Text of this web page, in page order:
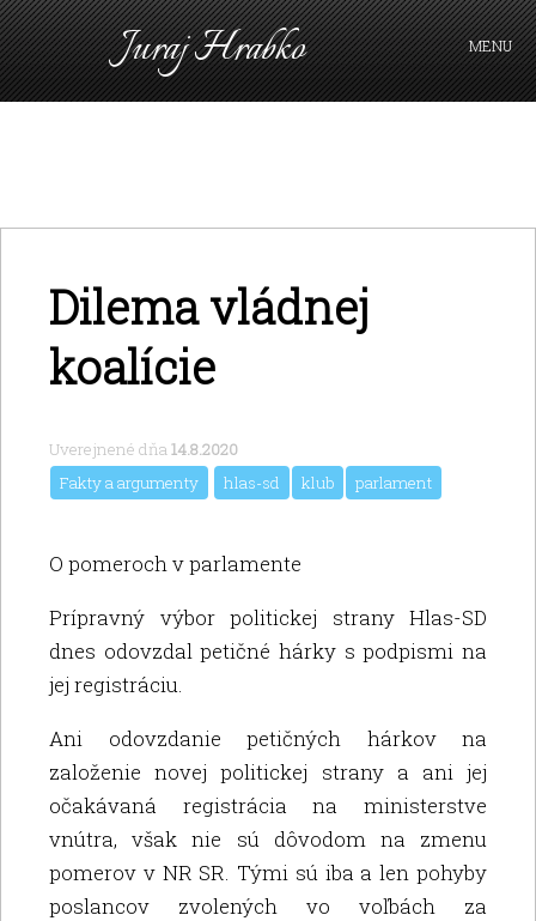
Juraj Hrabko MENU
PRIHLÁSIŤ SA
Dilema vládnej
koalície
Uverejnené dňa14.8.2020
Fakty a argumenty
hlas-sd klub parlament
O pomeroch v parlamente
Prípravný výbor politickej strany Hlas-SD
dnes odovzdal petičné hárky s podpismi na
jej registráciu.
Ani odovzdanie petičných hárkov na
založenie novej politickej strany a ani jej
očakávaná registrácia na ministerstve
vnútra, však nie sú dôvodom na zmenu
pomerov v NR SR. Tými sú iba a len pohyby
poslancov zvolených vo voľbách za